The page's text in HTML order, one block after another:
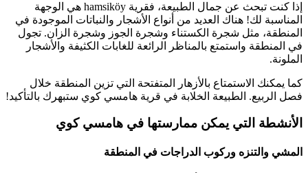
إذا كنت تبحث عن جمال الطبيعة، فقرية hamsiköy هي الوجهة
المناسبة لك! هناك العديد من أنواع الأشجار والنباتات الموجودة في
المنطقة، مثل شجرة الكستناء وشجرة الجوز وشجرة الزان. تجول
في المنطقة واستمتع بالمناظر الرائعة للغابات الكثيفة والأشجار
الملونة.
كما يمكنك الاستمتاع بالأزهار المتفتحة التي تزين المنطقة خلال
فصل الربيع. الطبيعة الخلابة في قرية هامسي كوي ستبهرك بالتأكيد!
الأنشطة التي يمكن ممارستها في هامسي كوي
المشي والتنزه وركوب الدراجات في المنطقة